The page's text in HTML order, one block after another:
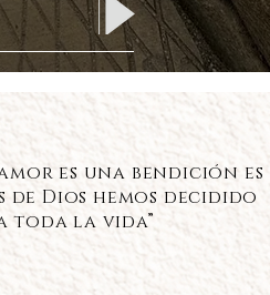
es una bendición es
Dios hemos decidido
toda la vida”